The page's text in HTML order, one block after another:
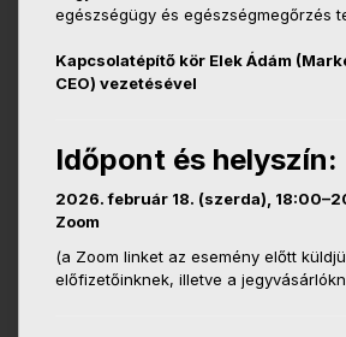
egészségügy és egészségmegőrzés
Kapcsolatépítő kör Elek Ádám
CEO) vezetésével
Időpont és helyszín:
2026. február 18. (szerda),
Zoom
(a Zoom linket az esemény előtt
előfizetőinknek, illetve a